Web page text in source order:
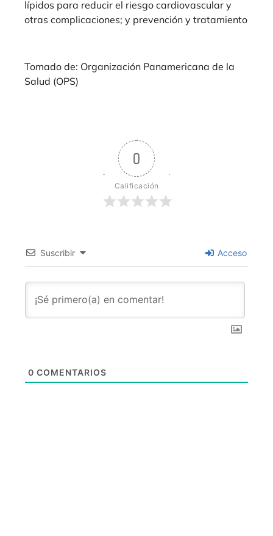
lípidos para reducir el riesgo cardiovascular y
otras complicaciones; y prevención y tratamiento
Tomado de: Organización Panamericana de la
Salud (OPS)
0
Calificación
Suscribir Acceso
0 COMENTARIOS